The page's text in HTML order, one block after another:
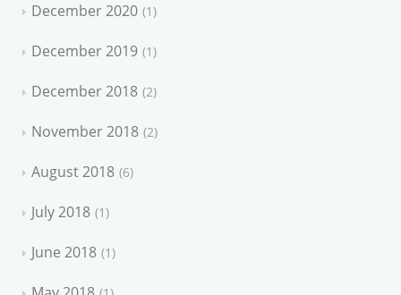
December 2020 1
December 2019 1
December 2018 2
November 2018 2
August 2018 6
July 2018 1
June 2018 1